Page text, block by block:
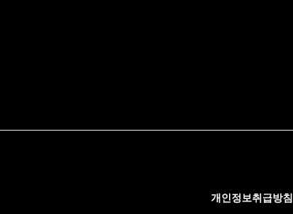
개인정보취급방침